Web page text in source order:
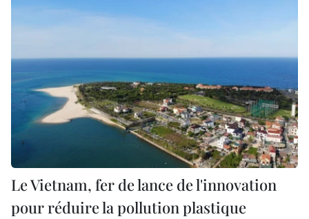
Le Vietnam, fer de lance de l'innovation
pour réduire la pollution plastique